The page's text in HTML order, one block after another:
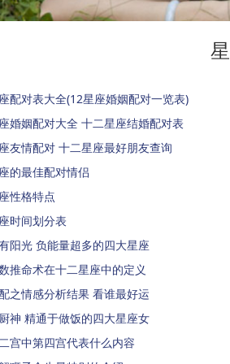
配对表大全(12星座婚姻配对一览表)
婚姻配对大全 十二星座结婚配对表
友情配对 十二星座最好朋友查询
的最佳配对情侣
性格特点
时间划分表
阳光 负能量超多的四大星座
推命术在十二星座中的定义
之情感分析结果 看谁最好运
神 精通于做饭的四大星座女
宫中第四宫代表什么内容